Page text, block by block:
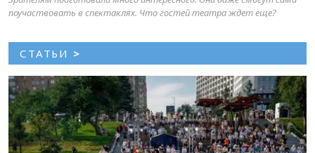
поучаствовать в спектаклях. Что гостей театра ждет еще?
СТАТЬИ >